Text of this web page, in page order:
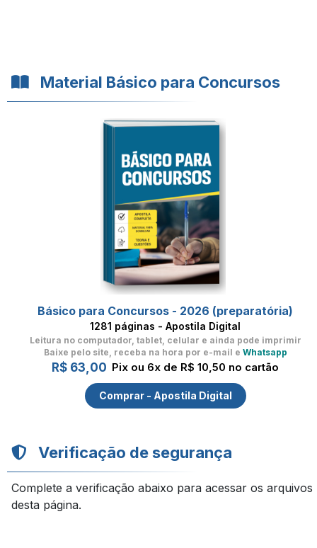
Material Básico para Concursos
Básico para Concursos - 2026 (preparatória)
1281 páginas - Apostila Digital
Leitura no computador, tablet, celular e ainda pode imprimir
Baixe pelo site, receba na hora por e-mail e Whatsapp
R$ 63,00 Pix ou 6x de R$ 10,50 no cartão
Comprar - Apostila Digital
Verificação de segurança
Complete a verificação abaixo para acessar os arquivos
desta página.